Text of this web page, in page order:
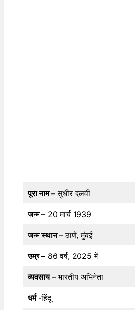
पूरा नाम – सुधीर दलवी
जन्म– 20 मार्च 1939
जन्म स्थान– ठाणे, मुंबई
उम्र – 86 वर्ष, 2025 में
व्यवसाय– भारतीय अभिनेता
धर्म-हिंदू